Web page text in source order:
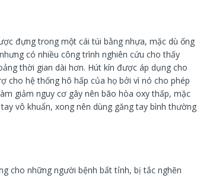
đựng trong một cái túi bằng nhựa, mặc dù ống
có nhiều công trình nghiên cứu cho thấy
thời gian dài hơn. Hút kín được áp dụng cho
cho hệ thống hô hấp của họ bởi vì nó cho phép
giảm nguy cơ gây nên bão hòa oxy thấp, mặc
vô khuẩn, xong nên dùng găng tay bình thường
cho những người bệnh bất tỉnh, bị tắc nghẽn